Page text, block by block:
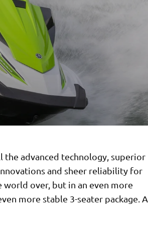
the advanced technology, superior
and sheer reliability for
world over, but in an even more
more stable 3-seater package. A